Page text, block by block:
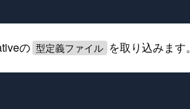
の 型定義ファイル を取り込みます。